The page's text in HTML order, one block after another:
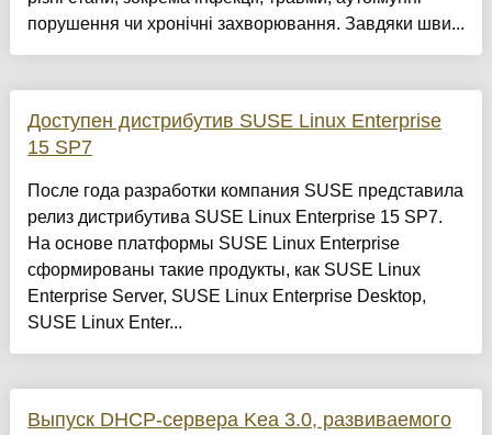
порушення чи хронічні захворювання. Завдяки шви...
Доступен дистрибутив SUSE Linux Enterprise
15 SP7
После года разработки компания SUSE представила
релиз дистрибутива SUSE Linux Enterprise 15 SP7.
На основе платформы SUSE Linux Enterprise
сформированы такие продукты, как SUSE Linux
Enterprise Server, SUSE Linux Enterprise Desktop,
SUSE Linux Enter...
Выпуск DHCP-сервера Kea 3.0, развиваемого